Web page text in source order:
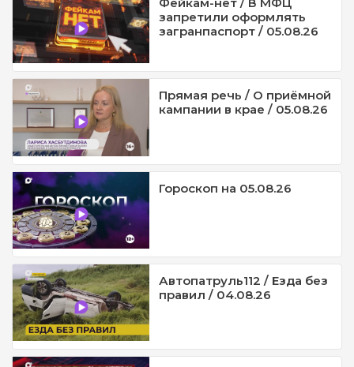
запретили оформлять
загранпаспорт / 05.08.26
Прямая речь / О приёмной
кампании в крае / 05.08.26
Гороскоп на 05.08.26
Автопатруль112 / Езда без
правил / 04.08.26